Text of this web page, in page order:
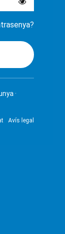
·
Avís legal